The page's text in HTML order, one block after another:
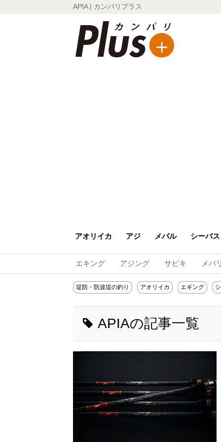
APIA | カンパリプラス
アオリイカ アジ メバル シーバス
エキング アジング サビキ メバ
堤防・防波堤の釣り アオリイカ エギング
APIAの記事一覧